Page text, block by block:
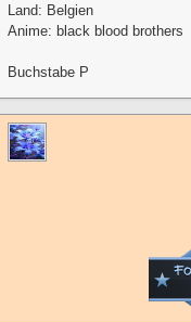
Land: Belgien
Anime: black blood brothers
Buchstabe P